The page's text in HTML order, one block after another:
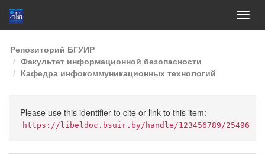
Skip
navigation
Репозиторий БГУИР
Факультет информационной безопасности
Кафедра инфокоммуникационных технологий
Please use this identifier to cite or link to this item:
https://libeldoc.bsuir.by/handle/123456789/25496